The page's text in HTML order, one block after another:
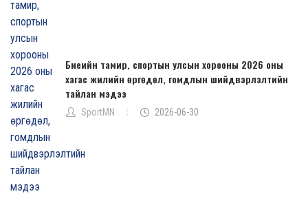
Биеийн тамир, спортын улсын хорооны 2026 оны
хагас жилийн өргөдөл, гомдлын шийдвэрлэлтийн
тайлан мэдээ
SportMN 2026-06-30